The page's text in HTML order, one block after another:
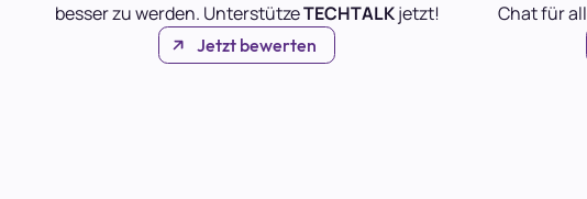
besser zu werden. UnterstützeTECHTALKjetzt!
Jetzt bewerten
Chat für